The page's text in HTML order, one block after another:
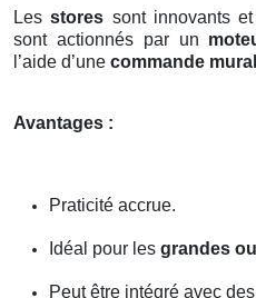
Lesstores sont innovants
sont actionnés par un
l’aide d’une commande
Avantages :
Praticité accrue.
Idéal pour les grandes
Peut être intégré avec des